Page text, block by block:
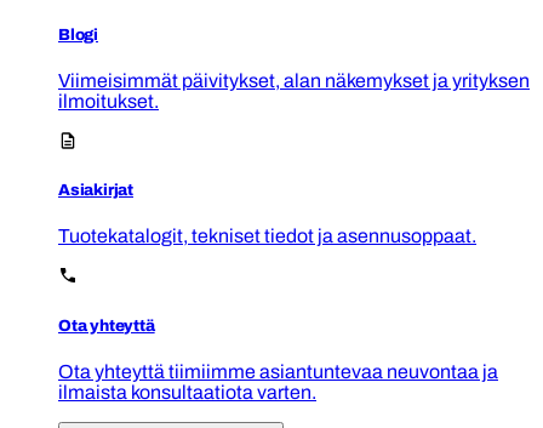
Blogi
Viimeisimmät päivitykset, alan näkemykset ja yrityksen
ilmoitukset.
Asiakirjat
Tuotekatalogit, tekniset tiedot ja asennusoppaat.
Ota yhteyttä
Ota yhteyttä tiimiimme asiantuntevaa neuvontaa ja
ilmaista konsultaatiota varten.